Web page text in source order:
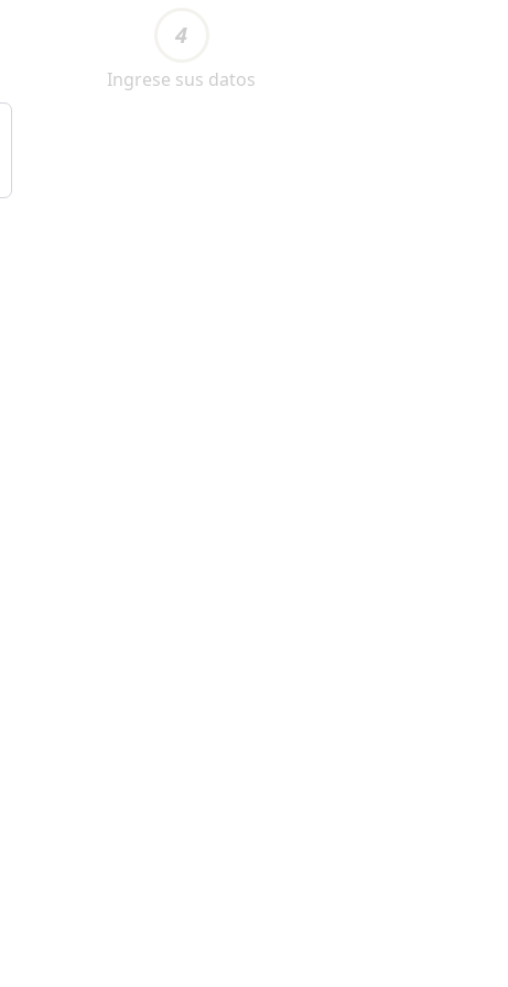
4
Ingrese sus datos